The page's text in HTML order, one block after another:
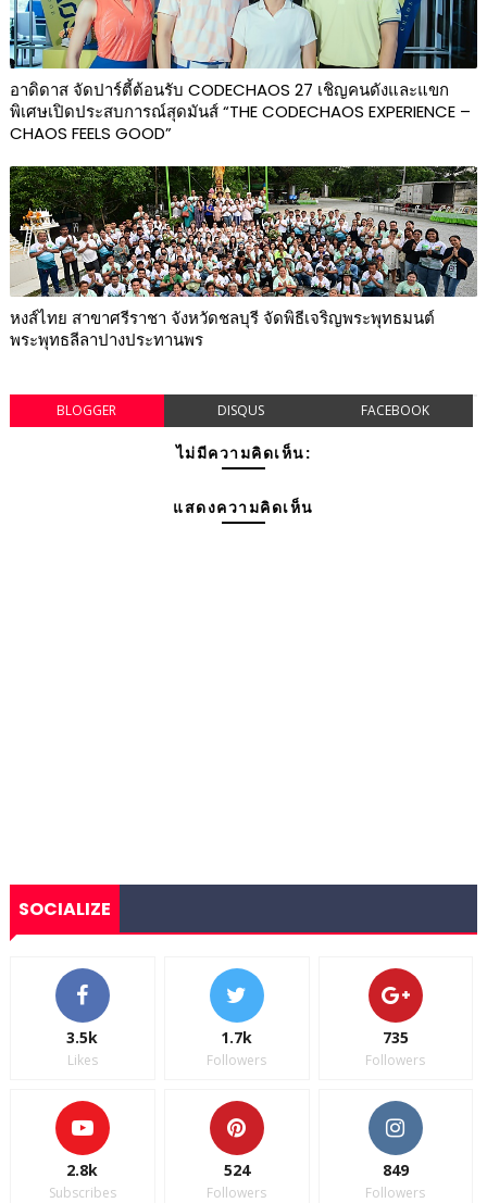
อาดิดาส จัดปาร์ตี้ต้อนรับ CODECHAOS 27 เชิญคนดังและแขก
พิเศษเปิดประสบการณ์สุดมันส์ “THE CODECHAOS EXPERIENCE –
CHAOS FEELS GOOD”
หงส์ไทย สาขาศรีราชา จังหวัดชลบุรี จัดพิธีเจริญพระพุทธมนต์
พระพุทธลีลาปางประทานพร
BLOGGER DISQUS FACEBOOK
ไม่มีความคิดเห็น:
แสดงความคิดเห็น
SOCIALIZE
3.5k
Likes
1.7k
Followers
735
Followers
2.8k
Subscribes
524
Followers
849
Followers